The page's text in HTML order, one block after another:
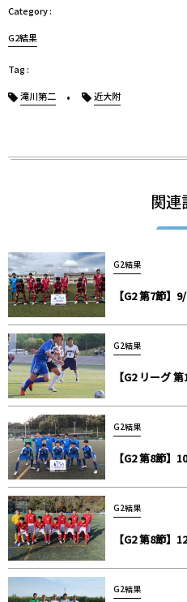
G2結果
滝川第二 近大附
関連
G2結果
【G2 第7節】
G2結果
【G2 リーグ
G2結果
【G2 第8節】
G2結果
【G2 第8節】
G2結果